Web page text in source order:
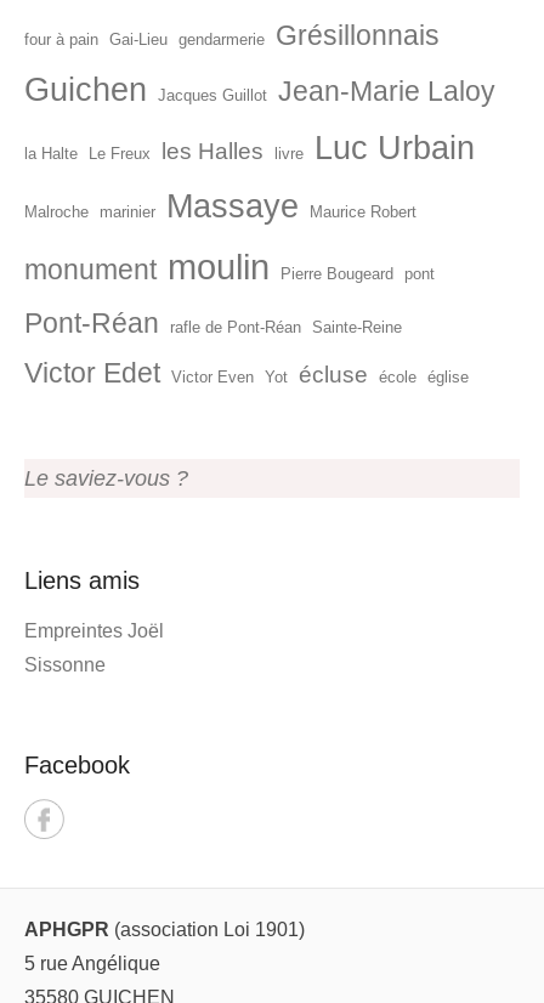
four à pain Gai-Lieu gendarmerie Grésillonnais
Guichen Jacques Guillot Jean-Marie Laloy
la Halte Le Freux les Halles livre Luc Urbain
Malroche marinier Massaye Maurice Robert
monument moulin Pierre Bougeard pont
Pont-Réan rafle de Pont-Réan Sainte-Reine
Victor Edet Victor Even Yot écluse école église
Le saviez-vous ?
Liens amis
Empreintes Joël
Sissonne
Facebook
APHGPR (association Loi 1901)
5 rue Angélique
35580 GUICHEN